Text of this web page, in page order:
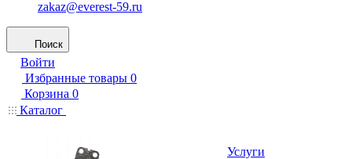
zakaz@everest-59.ru
Поиск
Войти
Избранные товары 0
Корзина 0
Каталог
Услуги